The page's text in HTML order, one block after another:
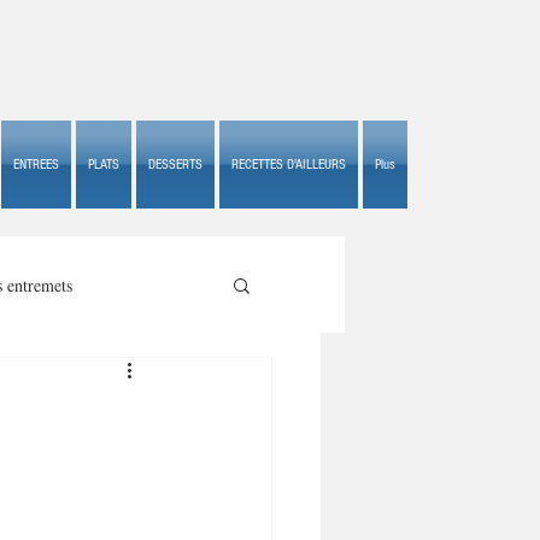
ENTREES PLATS DESSERTS RECETTES D'AILLEURS Plus
entremets